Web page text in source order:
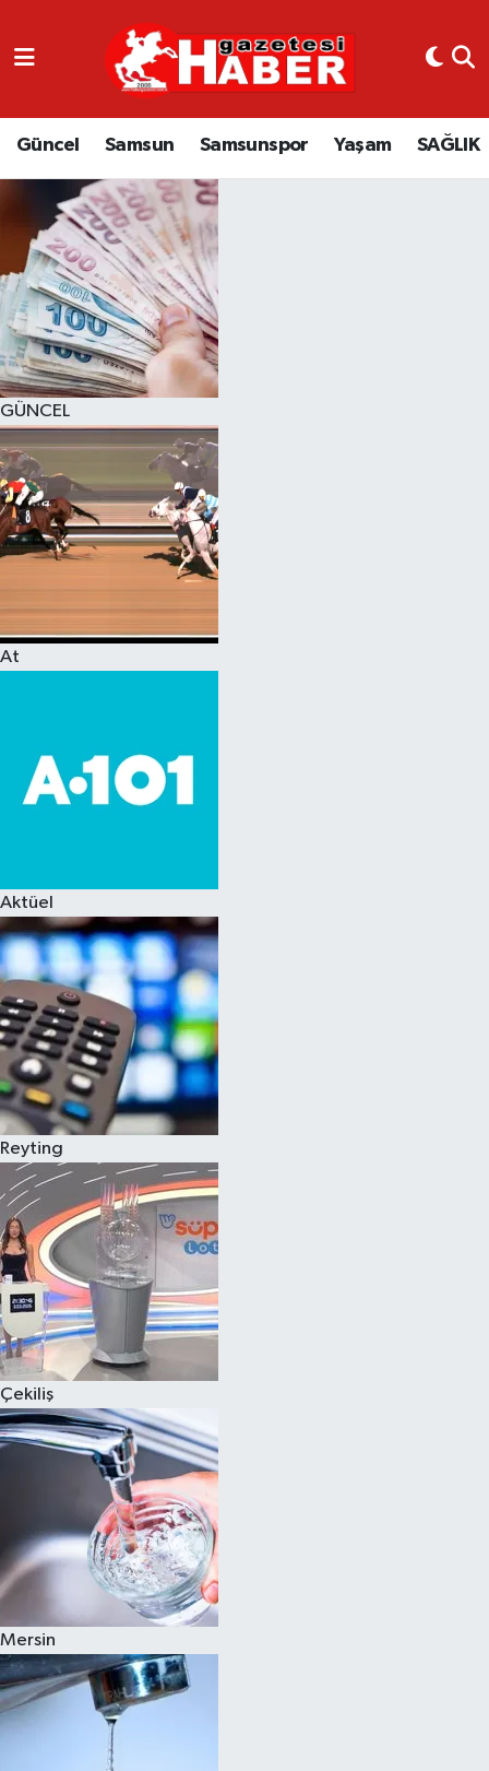
Güncel Samsun Samsunspor Yaşam SAĞLIK
GÜNCEL
At
Aktüel
Reyting
Çekiliş
Mersin
GÜNCEL
SAMSUN
SAMSUNSPOR
EKONOMİ
YAŞAM